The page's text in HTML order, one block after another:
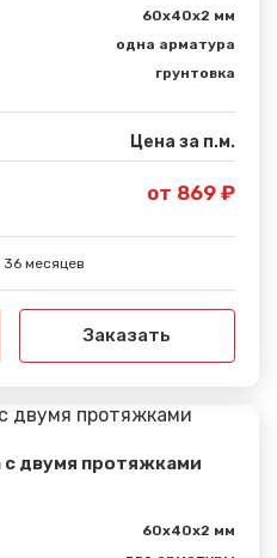
60х40х2 мм
одна арматура
грунтовка
Цена за п.м.
от 869 ₽
36 месяцев
Заказать
с двумя протяжками
60х40х2 мм